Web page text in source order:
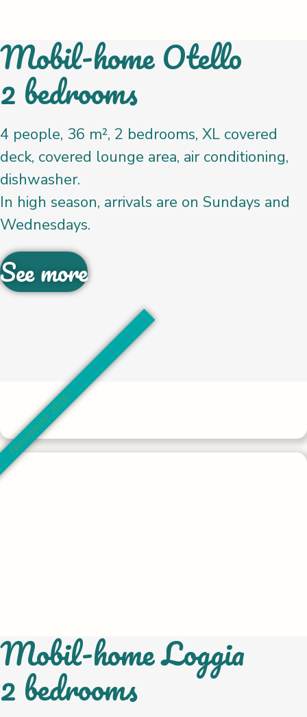
Mobil-home Otello
2 bedrooms
4 people, 36 m², 2 bedrooms, XL covered
deck, covered lounge area, air conditioning,
dishwasher.
In high season, arrivals are on Sundays and
Wednesdays.
See more
Nouveauté 2026 !
Mobil-home Loggia
2 bedrooms